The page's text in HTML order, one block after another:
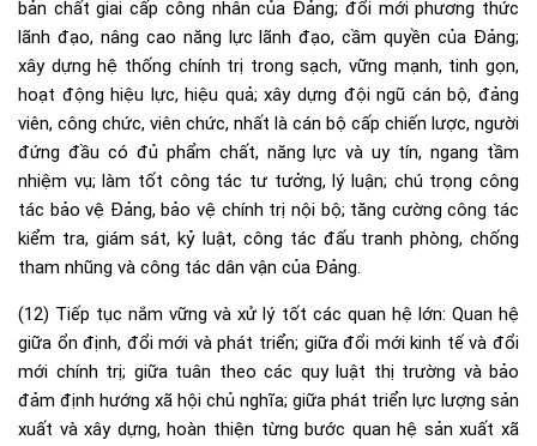
bản chất giai cấp công nhân của Đảng; đổi mới phương thức
lãnh đạo, nâng cao năng lực lãnh đạo, cầm quyền của Đảng;
xây dựng hệ thống chính trị trong sạch, vững mạnh, tinh gọn,
hoạt động hiệu lực, hiệu quả; xây dựng đội ngũ cán bộ, đảng
viên, công chức, viên chức, nhất là cán bộ cấp chiến lược, người
đứng đầu có đủ phẩm chất, năng lực và uy tín, ngang tầm
nhiệm vụ; làm tốt công tác tư tưởng, lý luận; chú trọng công
tác bảo vệ Đảng, bảo vệ chính trị nội bộ; tăng cường công tác
kiểm tra, giám sát, kỷ luật, công tác đấu tranh phòng, chống
tham nhũng và công tác dân vận của Đảng.
(12) Tiếp tục nắm vững và xử lý tốt các quan hệ lớn: Quan hệ
giữa ổn định, đổi mới và phát triển; giữa đổi mới kinh tế và đổi
mới chính trị; giữa tuân theo các quy luật thị trường và bảo
đảm định hướng xã hội chủ nghĩa; giữa phát triển lực lượng sản
xuất và xây dựng, hoàn thiện từng bước quan hệ sản xuất xã